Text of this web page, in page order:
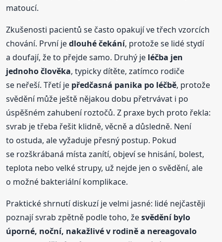
matoucí.
Zkušenosti pacientů se často opakují ve třech vzorcích
chování. První jedlouhé čekání, protože se lidé stydí
a doufají, že to přejde samo. Druhý je léčba jen
jednoho člověka, typicky dítěte, zatímco rodiče
se neřeší. Třetí je předčasná panika po léčbě, protože
svědění může ještě nějakou dobu přetrvávat i po
úspěšném zahubení roztočů. Z praxe bych proto řekla:
svrab je třeba řešit klidně, věcně a důsledně. Není
to ostuda, ale vyžaduje přesný postup. Pokud
se rozškrábaná místa zanítí, objeví se hnisání, bolest,
teplota nebo velké strupy, už nejde jen o svědění, ale
o možné bakteriální komplikace.
Praktické shrnutí diskuzí je velmi jasné: lidé nejčastěji
poznají svrab zpětně podle toho, žesvědění bylo
úporné, noční, nakažlivé v rodině a nereagovalo